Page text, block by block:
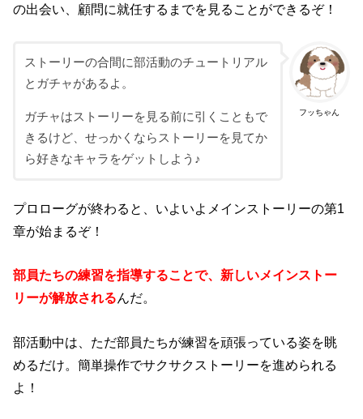
の出会い、顧問に就任するまでを見ることができるぞ！
フッちゃん
ストーリーの合間に部活動のチュートリアル
とガチャがあるよ。
ガチャはストーリーを見る前に引くこともで
きるけど、せっかくならストーリーを見てか
ら好きなキャラをゲットしよう♪
プロローグが終わると、いよいよメインストーリーの第1
章が始まるぞ！
部員たちの練習を指導することで、新しいメインストー
リーが解放されるんだ。
部活動中は、ただ部員たちが練習を頑張っている姿を眺
めるだけ。簡単操作でサクサクストーリーを進められる
よ！